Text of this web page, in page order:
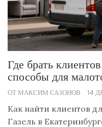
Где брать
способы для
ОТ МАКСИМ САЗОНОВ 14
Как найти клиентов
Газель в